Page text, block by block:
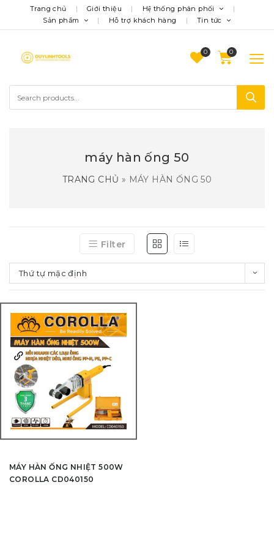
Trang chủ Giới thiệu
Hệ thống phân phối
Sản phẩm
Hỗ trợ khách hàng Tin tức
0
máy hàn ống 50
TRANG CHỦ » MÁY HÀN ỐNG 50
Filter
Thứ tự mặc định
MÁY HÀN ỐNG NHIỆT 500W
COROLLA CD040150